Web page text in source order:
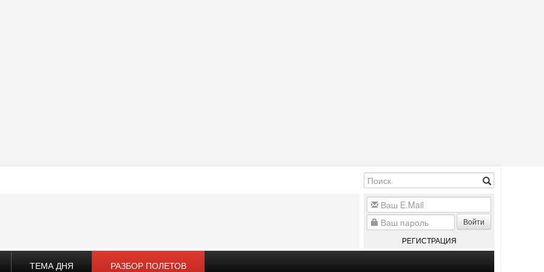
Войти
РЕГИСТРАЦИЯ
ТЕМА ДНЯ РАЗБОР ПОЛЕТОВ